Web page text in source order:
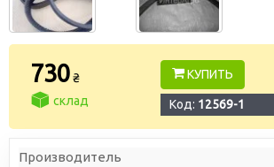
730₴
склад
КУПИТЬ
Код: 12569-1
Производитель